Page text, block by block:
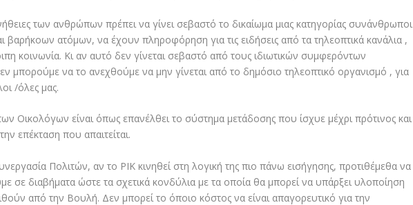
των ανθρώπων πρέπει να γίνει σεβαστό το δικαίωμα μιας κατηγορίας συνάνθρωποι
ατόμων, να έχουν πληροφόρηση για τις ειδήσεις από τα τηλεοπτικά κανάλια ,
κοινωνία. Κι αν αυτό δεν γίνεται σεβαστό από τους ιδιωτικών συμφερόντων
μπορούμε να το ανεχθούμε να μην γίνεται από το δημόσιο τηλεοπτικό οργανισμό , για
/όλες μας.
Οικολόγων είναι όπως επανέλθει το σύστημα μετάδοσης που ίσχυε μέχρι πρότινος και
επέκταση που απαιτείται.
Πολιτών, αν το ΡΙΚ κινηθεί στη λογική της πιο πάνω εισήγησης, προτιθέμεθα να
σε διαβήματα ώστε τα σχετικά κονδύλια με τα οποία θα μπορεί να υπάρξει υλοποίηση
από την Βουλή. Δεν μπορεί το όποιο κόστος να είναι απαγορευτικό για την